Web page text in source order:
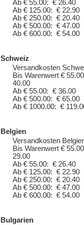
Ab € 55.00: € 26.40
Ab € 125.00: € 22.90
Ab € 250.00: € 20.40
Ab € 500.00: € 47.00
Ab € 600.00: € 54.00
Schweiz
Versandkosten
Bis Warenwert €
40.00
Ab € 55.00: € 36.00
Ab € 500.00: € 65.00
Ab € 1000.00: €
Belgien
Versandkosten
Bis Warenwert €
29.00
Ab € 55.00: € 26.40
Ab € 125.00: € 22.90
Ab € 250.00: € 20.40
Ab € 500.00: € 47.00
Ab € 600.00: € 54.00
Bulgarien